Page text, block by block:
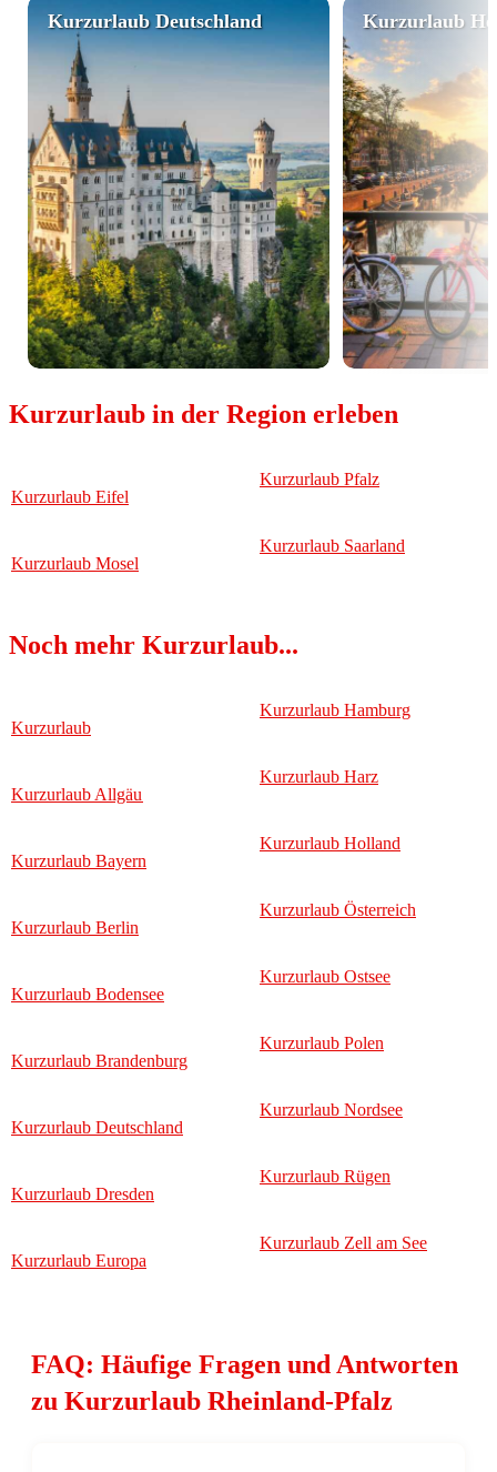
Kurzurlaub Deutschland Kurzurlaub
Kurzurlaub in der Region erleben
Kurzurlaub Eifel
Kurzurlaub Mosel
Kurzurlaub Pfalz
Kurzurlaub Saarland
Noch mehr Kurzurlaub...
Kurzurlaub
Kurzurlaub Allgäu
Kurzurlaub Bayern
Kurzurlaub Berlin
Kurzurlaub Bodensee
Kurzurlaub Brandenburg
Kurzurlaub Deutschland
Kurzurlaub Dresden
Kurzurlaub Europa
Kurzurlaub Hamburg
Kurzurlaub Harz
Kurzurlaub Holland
Kurzurlaub Österreich
Kurzurlaub Ostsee
Kurzurlaub Polen
Kurzurlaub Nordsee
Kurzurlaub Rügen
Kurzurlaub Zell am See
FAQ: Häufige Fragen und Antworten
zu Kurzurlaub Rheinland-Pfalz